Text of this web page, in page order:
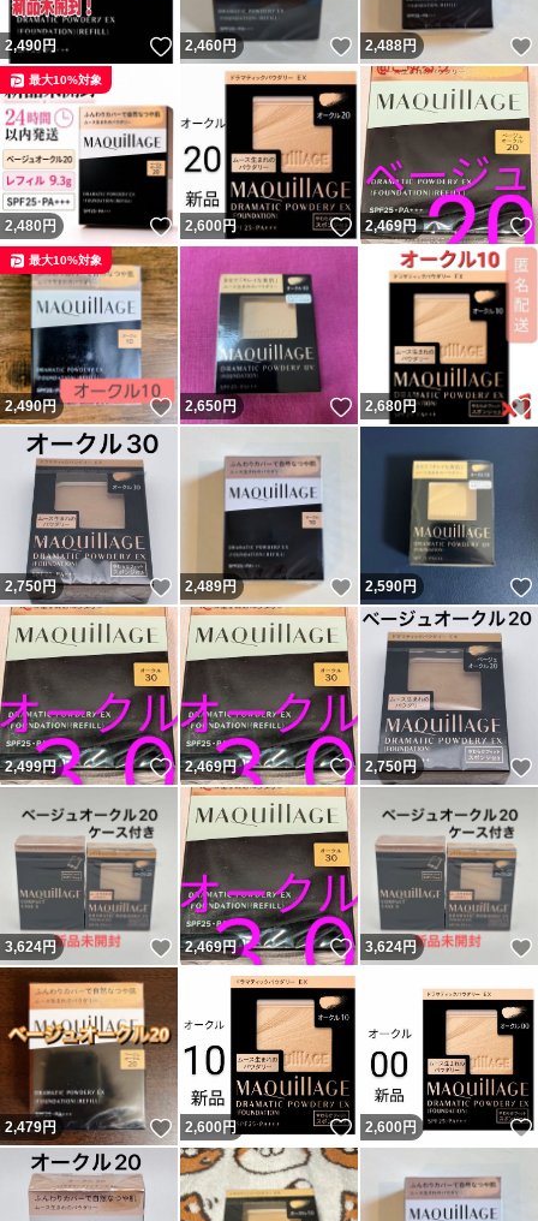
2,490円 いいね！
2,460円 いいね！
2,488円
2,480 円 いいね！
最大10%対象
2,600 円 いいね！
2,469円
2,490円 いいね！
最大10%対象
2,650円 いいね！
2,680円
2,750円 いいね！
2,489円 いいね！
2,590円
2,499円 いいね！
2,469円 いいね！
2,750円
3,624円 いいね！
2,469円 いいね！
3,624円
2,479円 いいね！
2,600 円 いいね！
2,600 円